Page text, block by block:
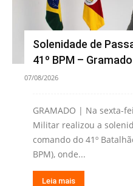
Solenidade de
41º BPM – Gramado
07/08/2026
GRAMADO | Na sexta-
Militar realizou a
comando do 41º
BPM), onde...
Leia mais